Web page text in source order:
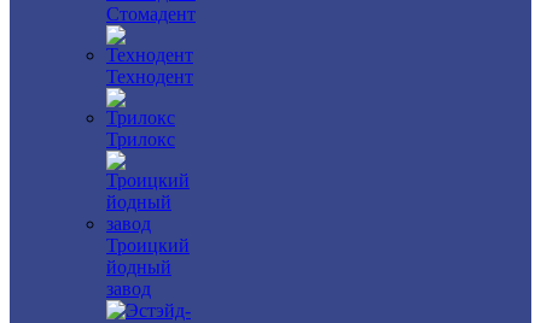
Стомадент
Технодент
Трилокс
Троицкий
йодный
завод